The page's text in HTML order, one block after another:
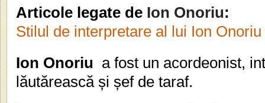
Articole legate de Ion Onoriu:
Stilul de interpretare al lui Ion Onoriu
Ion Onoriu a fost un acordeonist,
lăutărească și șef de taraf.